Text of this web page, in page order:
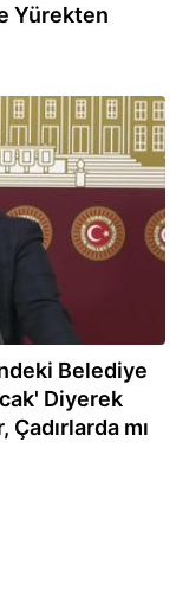
Yürekten
Belediye
Diyerek
Çadırlarda mı